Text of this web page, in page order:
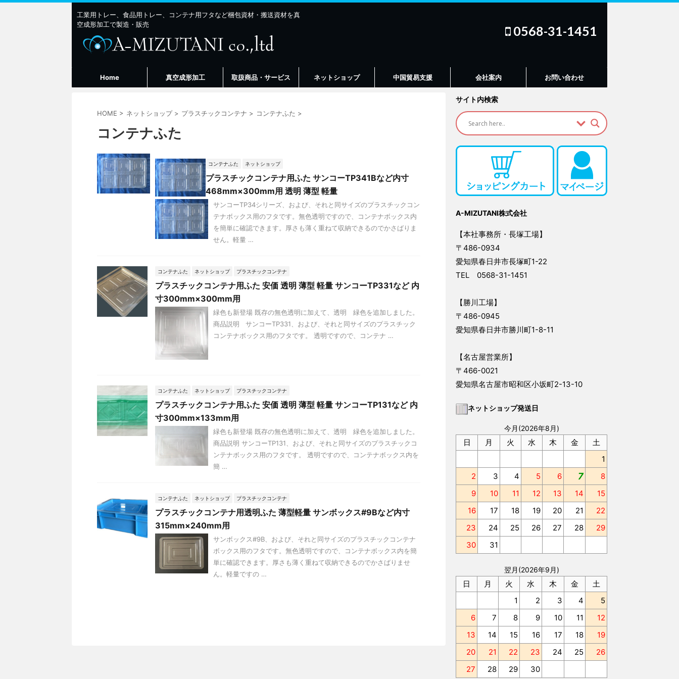
工業用トレー、食品用トレー、コンテナ用フタなど梱包資材・搬送資材を真
空成形加工で製造・販売
0568-31-1451
Home 真空成形加工 取扱商品・サービス ネットショップ 中国貿易支援 会社案内 お問い合わせ
HOME > ネットショップ > プラスチックコンテナ > コンテナふた >
コンテナふた
コンテナふた ネットショップ
プラスチックコンテナ用ふた サンコーTP341Bなど内寸
468mm×300mm用 透明 薄型 軽量
サンコーTP34シリーズ、および、それと同サイズのプラスチックコン
テナボックス用のフタです。無色透明ですので、コンテナボックス内
を簡単に確認できます。厚さも薄く重ねて収納できるのでかさばりま
せん。軽量 …
コンテナふた ネットショップ プラスチックコンテナ
プラスチックコンテナ用ふた 安価 透明 薄型 軽量 サンコーTP331など 内
寸300mm×300mm用
緑色も新登場 既存の無色透明に加えて、透明 緑色を追加しました。
商品説明 サンコーTP331、および、それと同サイズのプラスチック
コンテナボックス用のフタです。 透明ですので、コンテナ …
コンテナふた ネットショップ プラスチックコンテナ
プラスチックコンテナ用ふた 安価 透明 薄型 軽量 サンコーTP131など 内
寸300mm×133mm用
緑色も新登場 既存の無色透明に加えて、透明 緑色を追加しました。
商品説明 サンコーTP131、および、それと同サイズのプラスチックコ
ンテナボックス用のフタです。 透明ですので、コンテナボックス内を
簡 …
コンテナふた ネットショップ プラスチックコンテナ
プラスチックコンテナ用透明ふた 薄型軽量 サンボックス#9Bなど内寸
315mm×240mm用
サンボックス#9B、および、それと同サイズのプラスチックコンテナ
ボックス用のフタです。無色透明ですので、コンテナボックス内を簡
単に確認できます。厚さも薄く重ねて収納できるのでかさばりませ
ん。軽量ですの …
サイト内検索
A-MIZUTANI株式会社
【本社事務所・長塚工場】
〒486-0934
愛知県春日井市長塚町1-22
TEL 0568-31-1451
【勝川工場】
〒486-0945
愛知県春日井市勝川町1-8-11
【名古屋営業所】
〒466-0021
愛知県名古屋市昭和区小坂町2-13-10
ネットショップ発送日
今月(2026年8月)
日 月 火 水 木 金
土
1
2
3 4 5 6 7
8
9
10 11 12 13 14
15
16
17 18 19 20 21
22
23
24 25 26 27 28
29
30
31
翌月(2026年9月)
日 月 火 水 木 金
土
1
2 3 4
5
6
7 8 9 10 11
12
13
14 15 16 17 18
19
20
21 22 23 24 25
26
27
28 29 30